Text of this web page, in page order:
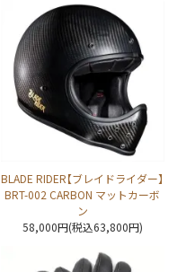
BLADE RIDER【ブレイドライダー】
BRT-002 CARBON マットカーボ
ン
58,000円(税込63,800円)